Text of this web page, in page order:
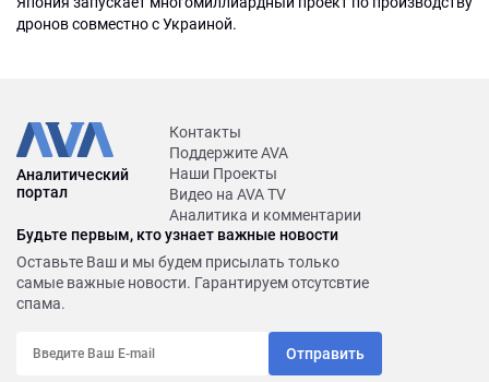
дронов совместно с Украиной.
Аналитический
портал
Контакты
Поддержите AVA
Наши Проекты
Видео на AVA TV
Аналитика и комментарии
Будьте первым, кто узнает важные новости
Оставьте Ваш и мы будем присылать только
самые важные новости. Гарантируем отсутсвтие
спама.
Отправить